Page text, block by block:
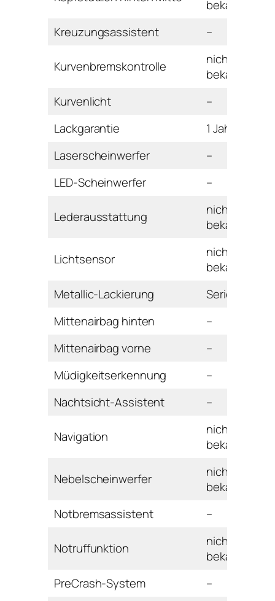
bekannt
Kreuzungsassistent
–
Kurvenbremskontrolle
nicht
bekannt
Kurvenlicht
–
Lackgarantie
1 Jahr
Laserscheinwerfer
–
LED-Scheinwerfer
–
Lederausstattung
nicht
bekannt
Lichtsensor
nicht
bekannt
Metallic-Lackierung
Serie
Mittenairbag hinten
–
Mittenairbag vorne
–
Müdigkeitserkennung
–
Nachtsicht-Assistent
–
Navigation
nicht
bekannt
Nebelscheinwerfer
nicht
bekannt
Notbremsassistent
–
Notruffunktion
nicht
bekannt
PreCrash-System
–